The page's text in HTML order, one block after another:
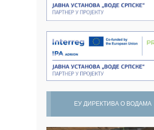
ЕУ ДИРЕКТИВА О ВОДАМА